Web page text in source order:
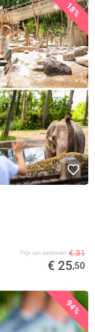
18%
Prijs van aanbieder € 31
€ 25,50
94%